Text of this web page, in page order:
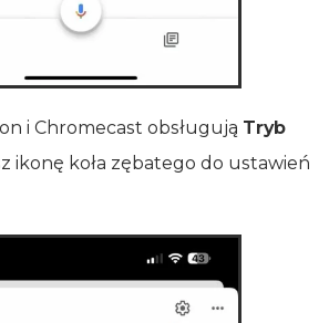
i Chromecast obsługują Tryb
ikonę koła zębatego do ustawień